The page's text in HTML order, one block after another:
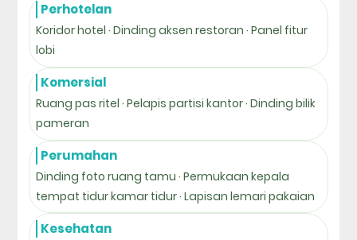
Perhotelan
Koridor hotel · Dinding aksen restoran · Panel fitur
lobi
Komersial
Ruang pas ritel · Pelapis partisi kantor · Dinding bilik
pameran
Perumahan
Dinding foto ruang tamu · Permukaan kepala
tempat tidur kamar tidur · Lapisan lemari pakaian
Kesehatan